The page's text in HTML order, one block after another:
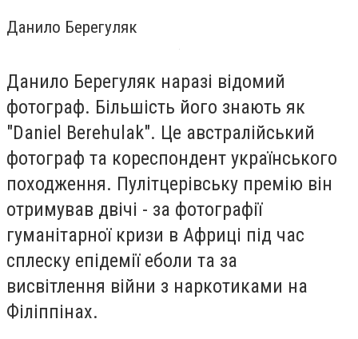
Данило Берегуляк
Данило Берегуляк наразі відомий
фотограф. Більшість його знають як
"Daniel Berehulak". Це австралійський
фотограф та кореспондент українського
походження. Пулітцерівську премію він
отримував двічі - за фотографії
гуманітарної кризи в Африці під час
сплеску епідемії еболи та за
висвітлення війни з наркотиками на
Філіппінах.